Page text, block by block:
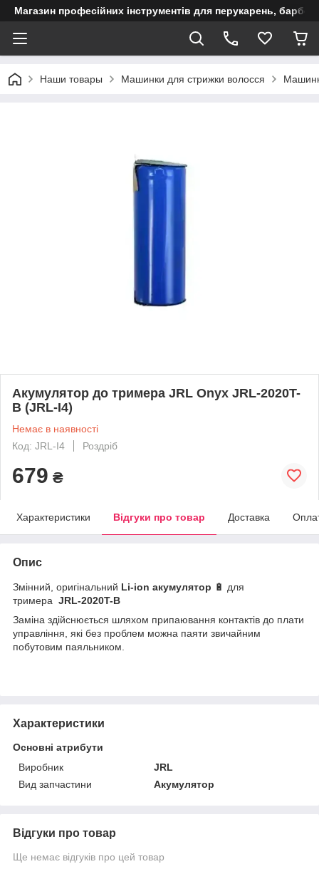
Магазин професійних інструментів для перукарень,
Наши товары Машинки для стрижки волосся
Акумулятор до тримера JRL Onyx JRL-2020T-
B (JRL-I4)
Немає в наявності
Код: JRL-I4
Роздріб
679 ₴
Характеристики Відгуки про товар Доставка
Опис
Змінний, оригінальний Li-ion акумулятор 🔋 для
тримера JRL-2020T-B
Заміна здійснюється шляхом припаювання контактів до плати
управління, які без проблем можна паяти звичайним
побутовим паяльником.
Характеристики
Основні атрибути
Виробник
JRL
Вид запчастини
Акумулятор
Відгуки про товар
Ще немає відгуків про цей товар